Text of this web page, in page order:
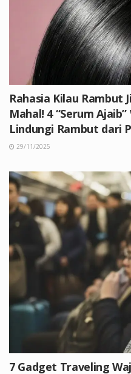
Rahasia Kilau Rambut
Mahal! 4 “Serum
Lindungi Rambut dari
29/11/2025
7 Gadget Traveling